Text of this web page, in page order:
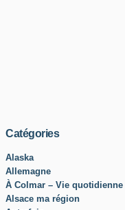
Catégories
Alaska
Allemagne
À Colmar – Vie quotidienne
Alsace ma région